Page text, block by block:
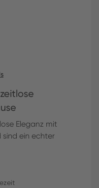
Eleganz mit
sind ein echter